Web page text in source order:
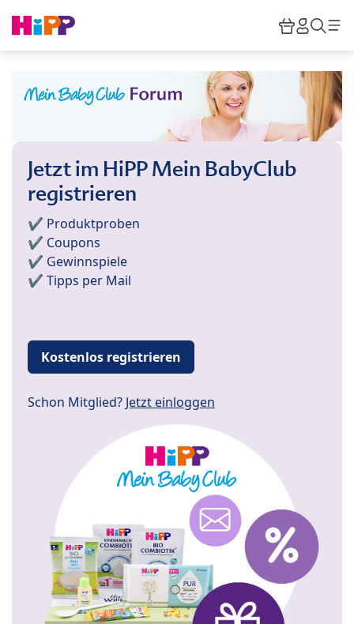
HiPP
Jetzt im HiPP Mein BabyClub
registrieren
✔️ Produktproben
✔️ Coupons
✔️ Gewinnspiele
✔️ Tipps per Mail
Kostenlos registrieren
Schon Mitglied? Jetzt einloggen